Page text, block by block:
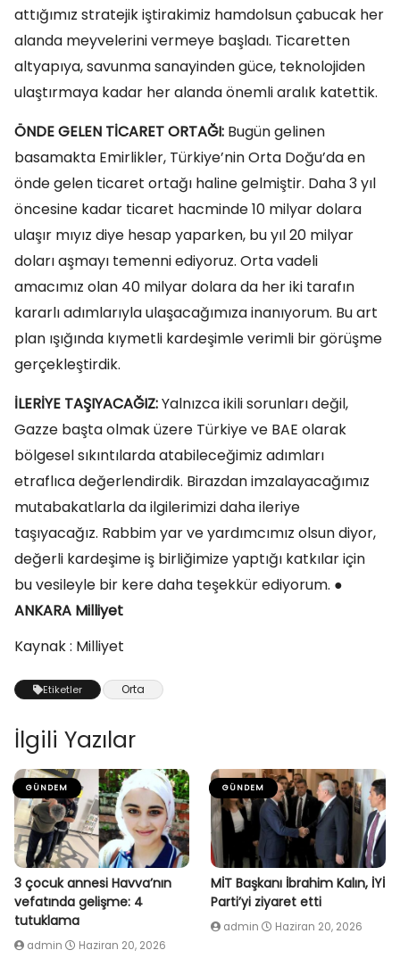
attığımız stratejik iştirakimiz hamdolsun çabucak her
alanda meyvelerini vermeye başladı. Ticaretten
altyapıya, savunma sanayinden güce, teknolojiden
ulaştırmaya kadar her alanda önemli aralık katettik.
ÖNDE GELEN TİCARET ORTAĞI: Bugün gelinen
basamakta Emirlikler, Türkiye’nin Orta Doğu’da en
önde gelen ticaret ortağı haline gelmiştir. Daha 3 yıl
öncesine kadar ticaret hacminde 10 milyar dolara
ulaşır mıyız diye hesap yaparken, bu yıl 20 milyar
doları aşmayı temenni ediyoruz. Orta vadeli
amacımız olan 40 milyar dolara da her iki tarafın
kararlı adımlarıyla ulaşacağımıza inanıyorum. Bu art
plan ışığında kıymetli kardeşimle verimli bir görüşme
gerçekleştirdik.
İLERİYE TAŞIYACAĞIZ:Yalnızca ikili sorunları değil,
Gazze başta olmak üzere Türkiye ve BAE olarak
bölgesel sıkıntılarda atabileceğimiz adımları
etraflıca değerlendirdik. Birazdan imzalayacağımız
mutabakatlarla da ilgilerimizi daha ileriye
taşıyacağız. Rabbim yar ve yardımcımız olsun diyor,
değerli kardeşime iş birliğimize yaptığı katkılar için
bu vesileyle bir kere daha teşekkür ediyorum. ●
ANKARA Milliyet
Kaynak : Milliyet
Etiketler Orta
İlgili Yazılar
GÜNDEM
3 çocuk annesi Havva’nın
vefatında gelişme: 4
tutuklama
admin Haziran 20, 2026
GÜNDEM
MİT Başkanı İbrahim Kalın, İYİ
Parti’yi ziyaret etti
admin Haziran 20, 2026